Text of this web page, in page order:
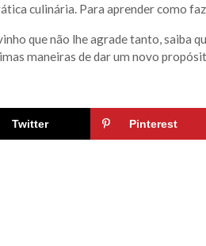
culinária. Para aprender como
que não lhe agrade tanto, saiba
maneiras de dar um novo
Twitter Pinterest